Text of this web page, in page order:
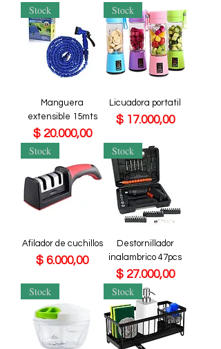
Stock
Manguera
extensible 15mts
Precio
$ 20.000,00
Stock
Licuadora portatil
Precio
$ 17.000,00
Stock
Afilador de cuchillos
Precio
$ 6.000,00
Stock
Destornillador
inalambrico 47pcs
Precio
$ 27.000,00
Stock Stock